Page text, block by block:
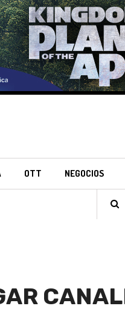
OTT NEGOCIOS